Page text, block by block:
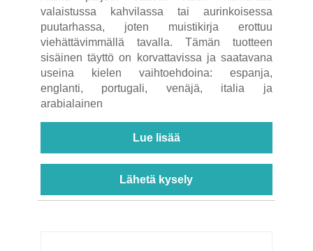
valaistussa kahvilassa tai aurinkoisessa
puutarhassa, joten muistikirja erottuu
viehättävimmällä tavalla. Tämän tuotteen
sisäinen täyttö on korvattavissa ja saatavana
useina kielen vaihtoehdoina: espanja,
englanti, portugali, venäjä, italia ja
arabialainen
Lue lisää
Lähetä kysely